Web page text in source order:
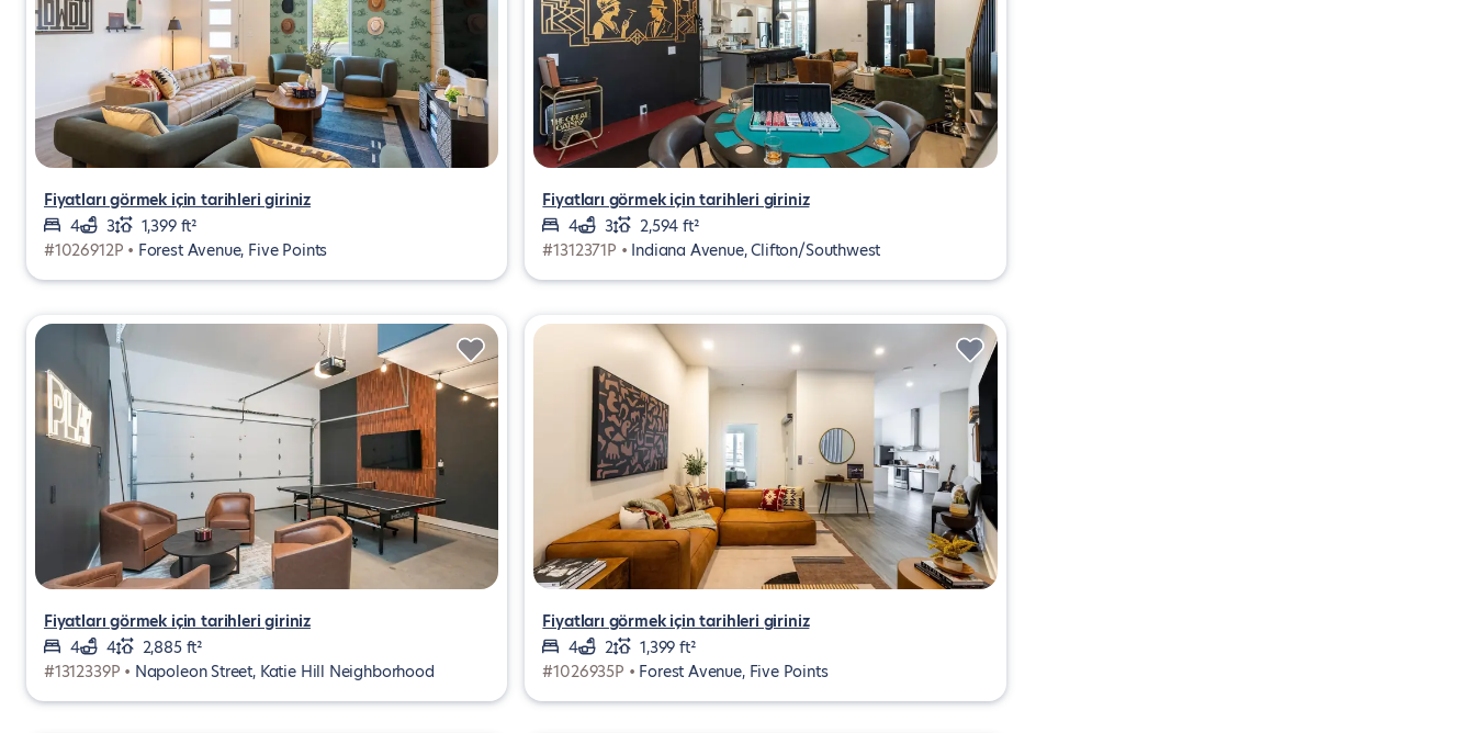
Fiyatları görmek için tarihleri giriniz
4
3
1,399 ft²
#1026912P • Forest Avenue, Five Points
Fiyatları görmek için tarihleri giriniz
4
3
2,594 ft²
#1312371P • Indiana Avenue, Clifton/Southwest
Fiyatları görmek için tarihleri giriniz
4
4
2,885 ft²
#1312339P • Napoleon Street, Katie Hill Neighborhood
Fiyatları görmek için tarihleri giriniz
4
2
1,399 ft²
#1026935P • Forest Avenue, Five Points